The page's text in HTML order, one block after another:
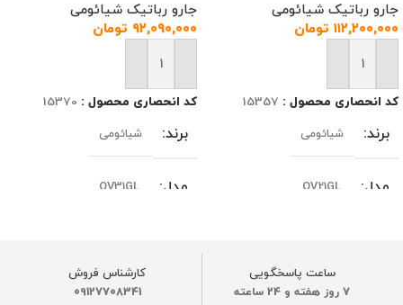
جارو رباتیک شیائومی
۱۱۲,۲۰۰,۰۰۰ تومان
افزودن به سبد خرید
کد انحصاری محصول : 15357
برند شیائومی
مدل OV21GL
سفید
جارو رباتیک شیائومی
۹۲,۰۹۰,۰۰۰ تومان
افزودن به سبد خرید
کد انحصاری محصول : 15370
برند شیائومی
مدل OV31GL
سفید
ساعت پاسخگویی
7 روز هفته و 24 ساعته
کارشناس فروش
09127708341